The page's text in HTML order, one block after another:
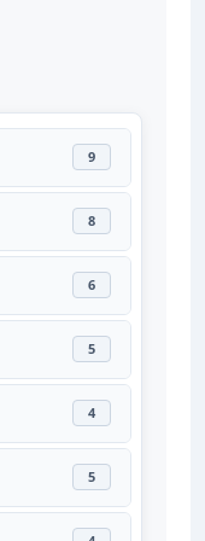
9
8
6
5
4
5